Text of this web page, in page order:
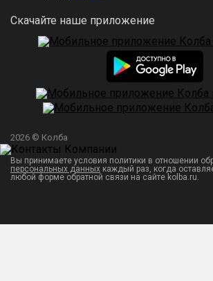
Скачайте наше приложение
2026 © Колба
Вы принимаете условия политики в отношении
персональных данных каждый раз, когда
любой форме обратной связи на сайте kolba.ru.